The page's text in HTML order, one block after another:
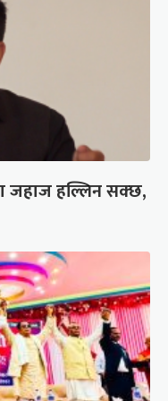
जहाज हल्लिन सक्छ,